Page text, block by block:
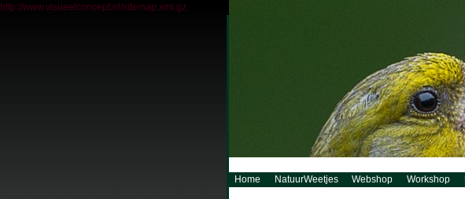
http://www.visueelconcept.nl/sitemap.xml.gz
Home NatuurWeetjes Webshop Workshop